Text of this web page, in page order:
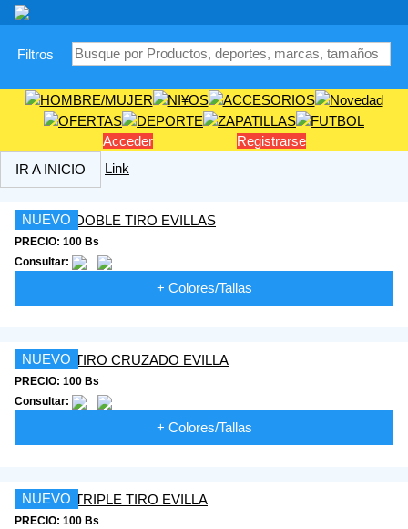
Filtros
Acceder
Registrarse
IR A INICIO
Link
NUEVO
PRECIO: 100 Bs
Consultar:
+ Colores/Tallas
NUEVO
PRECIO: 100 Bs
Consultar:
+ Colores/Tallas
NUEVO
PRECIO: 100 Bs